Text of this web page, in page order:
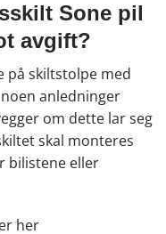
Sone pil
avgift?
på skiltstolpe med
anledninger
om dette lar seg
skal monteres
bilistene eller
her